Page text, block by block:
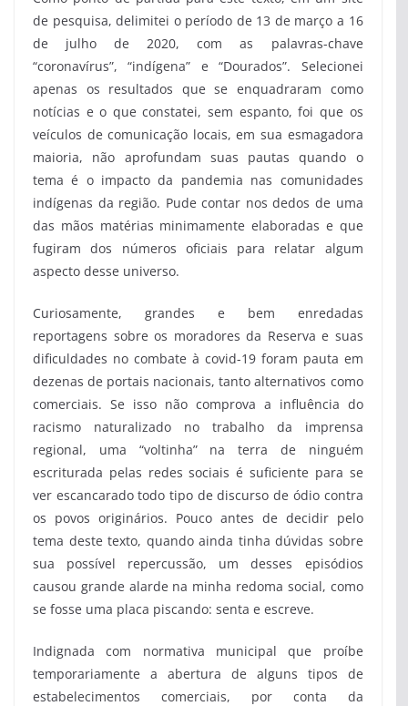
de pesquisa, delimitei o período de 13 de março a 16
de julho de 2020, com as palavras-chave
“coronavírus”, “indígena” e “Dourados”. Selecionei
apenas os resultados que se enquadraram como
notícias e o que constatei, sem espanto, foi que os
veículos de comunicação locais, em sua esmagadora
maioria, não aprofundam suas pautas quando o
tema é o impacto da pandemia nas comunidades
indígenas da região. Pude contar nos dedos de uma
das mãos matérias minimamente elaboradas e que
fugiram dos números oficiais para relatar algum
aspecto desse universo.
Curiosamente, grandes e bem enredadas
reportagens sobre os moradores da Reserva e suas
dificuldades no combate à covid-19 foram pauta em
dezenas de portais nacionais, tanto alternativos como
comerciais. Se isso não comprova a influência do
racismo naturalizado no trabalho da imprensa
regional, uma “voltinha” na terra de ninguém
escriturada pelas redes sociais é suficiente para se
ver escancarado todo tipo de discurso de ódio contra
os povos originários. Pouco antes de decidir pelo
tema deste texto, quando ainda tinha dúvidas sobre
sua possível repercussão, um desses episódios
causou grande alarde na minha redoma social, como
se fosse uma placa piscando: senta e escreve.
Indignada com normativa municipal que proíbe
temporariamente a abertura de alguns tipos de
estabelecimentos comerciais, por conta da